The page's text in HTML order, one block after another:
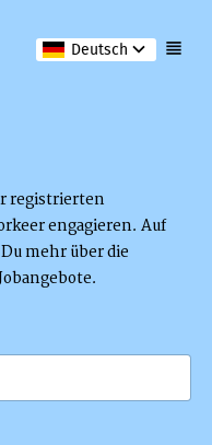
Deutsch
registrierten
engagieren. Auf
mehr über die